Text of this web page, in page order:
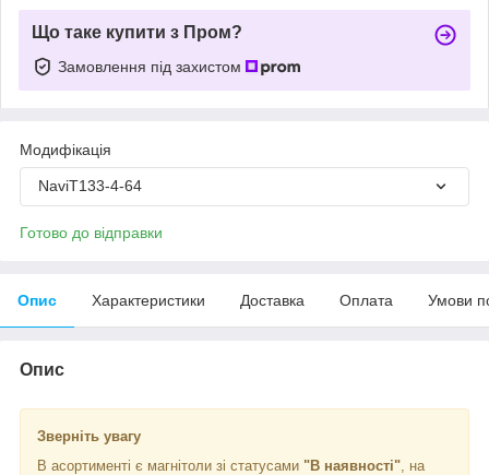
Що таке купити з Пром?
Замовлення під захистом
Модифікація
NaviT133-4-64
Готово до відправки
Опис Характеристики Доставка Оплата Умови
Опис
Зверніть увагу
В асортименті є магнітоли зі статусами "В наявності" , на